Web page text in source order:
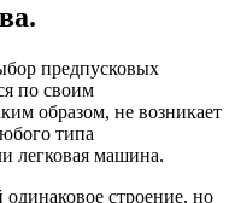
предпусковых
по своим
образом, не возникает
типа
легковая машина.
одинаковое строение, но